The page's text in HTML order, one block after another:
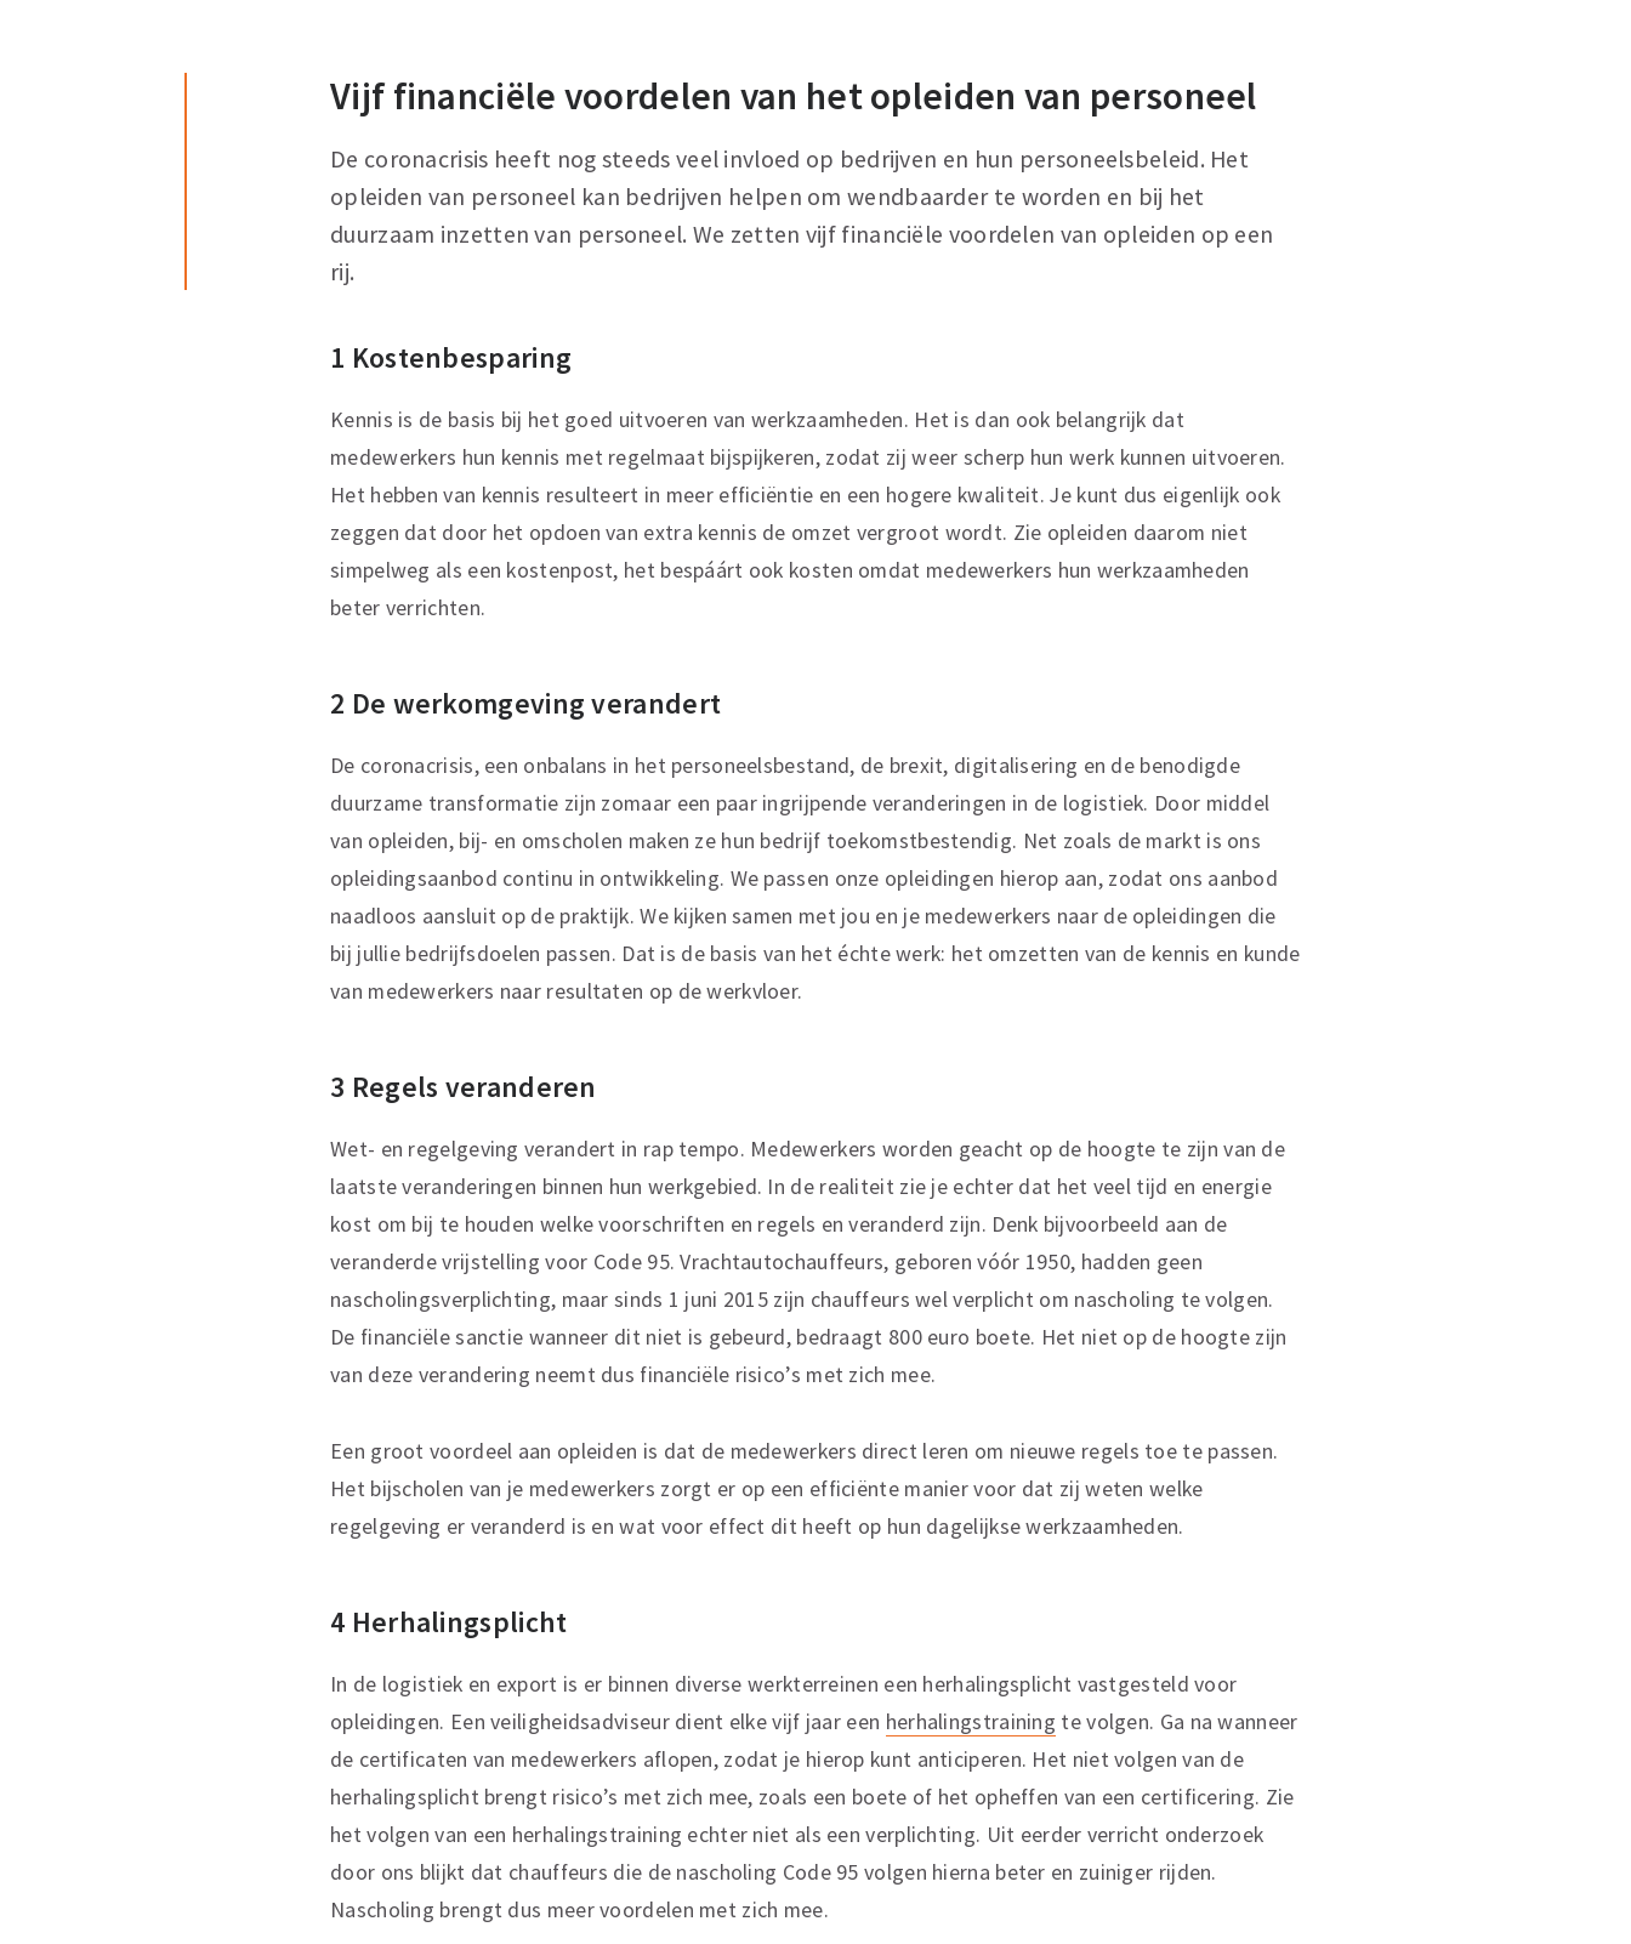
Vijf financiële voordelen van het opleiden van personeel
De coronacrisis heeft nog steeds veel invloed op bedrijven en hun personeelsbeleid. Het
opleiden van personeel kan bedrijven helpen om wendbaarder te worden en bij het
duurzaam inzetten van personeel. We zetten vijf financiële voordelen van opleiden op een
rij.
1 Kostenbesparing
Kennis is de basis bij het goed uitvoeren van werkzaamheden. Het is dan ook belangrijk dat
medewerkers hun kennis met regelmaat bijspijkeren, zodat zij weer scherp hun werk kunnen uitvoeren.
Het hebben van kennis resulteert in meer efficiëntie en een hogere kwaliteit. Je kunt dus eigenlijk ook
zeggen dat door het opdoen van extra kennis de omzet vergroot wordt. Zie opleiden daarom niet
simpelweg als een kostenpost, het bespáárt ook kosten omdat medewerkers hun werkzaamheden
beter verrichten.
2 De werkomgeving verandert
De coronacrisis, een onbalans in het personeelsbestand, de brexit, digitalisering en de benodigde
duurzame transformatie zijn zomaar een paar ingrijpende veranderingen in de logistiek. Door middel
van opleiden, bij- en omscholen maken ze hun bedrijf toekomstbestendig. Net zoals de markt is ons
opleidingsaanbod continu in ontwikkeling. We passen onze opleidingen hierop aan, zodat ons aanbod
naadloos aansluit op de praktijk. We kijken samen met jou en je medewerkers naar de opleidingen die
bij jullie bedrijfsdoelen passen. Dat is de basis van het échte werk: het omzetten van de kennis en kunde
van medewerkers naar resultaten op de werkvloer.
3 Regels veranderen
Wet- en regelgeving verandert in rap tempo. Medewerkers worden geacht op de hoogte te zijn van de
laatste veranderingen binnen hun werkgebied. In de realiteit zie je echter dat het veel tijd en energie
kost om bij te houden welke voorschriften en regels en veranderd zijn. Denk bijvoorbeeld aan de
veranderde vrijstelling voor Code 95. Vrachtautochauffeurs, geboren vóór 1950, hadden geen
nascholingsverplichting, maar sinds 1 juni 2015 zijn chauffeurs wel verplicht om nascholing te volgen.
De financiële sanctie wanneer dit niet is gebeurd, bedraagt 800 euro boete. Het niet op de hoogte zijn
van deze verandering neemt dus financiële risico’s met zich mee.
Een groot voordeel aan opleiden is dat de medewerkers direct leren om nieuwe regels toe te passen.
Het bijscholen van je medewerkers zorgt er op een efficiënte manier voor dat zij weten welke
regelgeving er veranderd is en wat voor effect dit heeft op hun dagelijkse werkzaamheden.
4 Herhalingsplicht
In de logistiek en export is er binnen diverse werkterreinen een herhalingsplicht vastgesteld voor
opleidingen. Een veiligheidsadviseur dient elke vijf jaar een herhalingstraining te volgen. Ga na wanneer
de certificaten van medewerkers aflopen, zodat je hierop kunt anticiperen. Het niet volgen van de
herhalingsplicht brengt risico’s met zich mee, zoals een boete of het opheffen van een certificering. Zie
het volgen van een herhalingstraining echter niet als een verplichting. Uit eerder verricht onderzoek
door ons blijkt dat chauffeurs die de nascholing Code 95 volgen hierna beter en zuiniger rijden.
Nascholing brengt dus meer voordelen met zich mee.